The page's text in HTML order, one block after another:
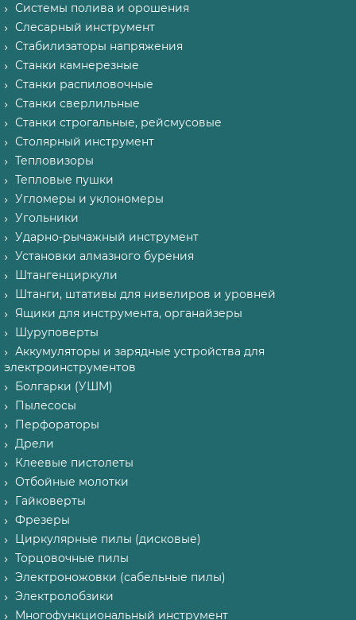
Системы полива и орошения
Слесарный инструмент
Стабилизаторы напряжения
Станки камнерезные
Станки распиловочные
Станки сверлильные
Станки строгальные, рейсмусовые
Столярный инструмент
Тепловизоры
Тепловые пушки
Угломеры и уклономеры
Угольники
Ударно-рычажный инструмент
Установки алмазного бурения
Штангенциркули
Штанги, штативы для нивелиров и уровней
Ящики для инструмента, органайзеры
Шуруповерты
Аккумуляторы и зарядные устройства для
электроинструментов
Болгарки (УШМ)
Пылесосы
Перфораторы
Дрели
Клеевые пистолеты
Отбойные молотки
Гайковерты
Фрезеры
Циркулярные пилы (дисковые)
Торцовочные пилы
Электроножовки (сабельные пилы)
Электролобзики
Многофункциональный инструмент